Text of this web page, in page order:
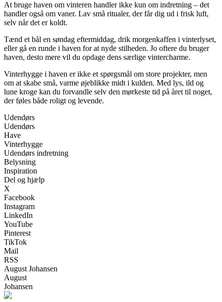
At bruge haven om vinteren handler ikke kun om indretning – det
handler også om vaner. Lav små ritualer, der får dig ud i frisk luft,
selv når det er koldt.
Tænd et bål en søndag eftermiddag, drik morgenkaffen i vinterlyset,
eller gå en runde i haven for at nyde stilheden. Jo oftere du bruger
haven, desto mere vil du opdage dens særlige vintercharme.
Vinterhygge i haven er ikke et spørgsmål om store projekter, men
om at skabe små, varme øjeblikke midt i kulden. Med lys, ild og
lune kroge kan du forvandle selv den mørkeste tid på året til noget,
der føles både roligt og levende.
Udendørs
Udendørs
Have
Vinterhygge
Udendørs indretning
Belysning
Inspiration
Del og hjælp
X
Facebook
Instagram
LinkedIn
YouTube
Pinterest
TikTok
Mail
RSS
August Johansen
August
Johansen